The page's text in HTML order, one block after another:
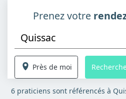
Prenez votre
Près de moi
6 praticiens sont référencés à